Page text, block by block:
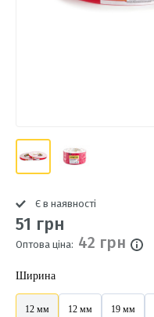
Є в наявності
51 грн
Оптова ціна: 42 грн
Ширина
12 мм 12 мм 19 мм